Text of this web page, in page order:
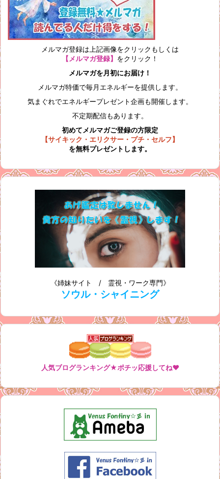
メルマガ登録は上記画像をクリックもしくは
【メルマガ登録】 をクリック！
メルマガを月初にお届け！
メルマガ特価で毎月エネルギーを提供します。
気まぐれでエネルギープレゼント企画も開催します。
不定期配信もあります。
初めてメルマガご登録の方限定
【サイキック・エリクサー・プチ・セルフ】
を無料プレゼントします。
《姉妹サイト / 霊視・ワーク専門》
ソウル・シャイニング
人気ブログランキング★ポチッ応援してね♥